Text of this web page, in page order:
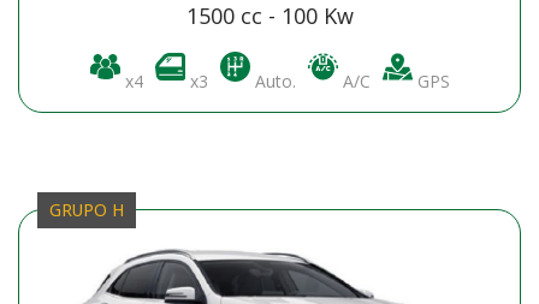
1500 cc - 100 Kw
x4 x3 Auto. A/C GPS
GRUPO H